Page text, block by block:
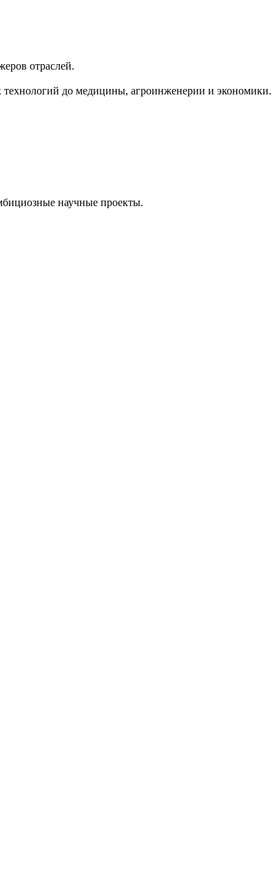
отраслей.
технологий до медицины, агроинженерии и экономики.
научные проекты.